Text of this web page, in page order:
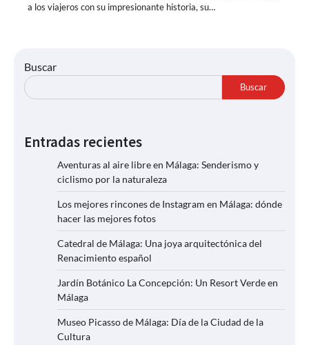
a los viajeros con su impresionante historia, su…
Buscar
Buscar
Entradas recientes
Aventuras al aire libre en Málaga: Senderismo y
ciclismo por la naturaleza
Los mejores rincones de Instagram en Málaga: dónde
hacer las mejores fotos
Catedral de Málaga: Una joya arquitectónica del
Renacimiento español
Jardín Botánico La Concepción: Un Resort Verde en
Málaga
Museo Picasso de Málaga: Día de la Ciudad de la
Cultura